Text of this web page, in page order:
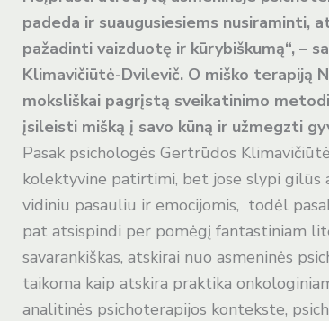
padeda ir suaugusiesiems nusiraminti,
pažadinti vaizduotę ir kūrybiškumą“, –
Klimavičiūtė-Dvilevič. O miško terapiją
moksliškai pagrįstą sveikatinimo
įsileisti mišką į savo kūną ir užmegzti
Pasak psichologės Gertrūdos
kolektyvine patirtimi, bet jose slypi gilūs
vidiniu pasauliu ir emocijomis, todėl
pat atsispindi per pomėgį fantastiniam
savarankiškas, atskirai nuo asmeninės
taikoma kaip atskira praktika
analitinės psichoterapijos kontekste,